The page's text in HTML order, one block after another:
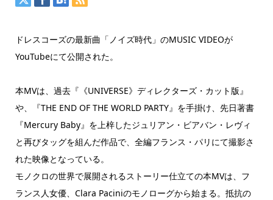
ドレスコーズの最新曲「ノイズ時代」のMUSIC VIDEOが
YouTubeにて公開された。
本MVは、過去『《UNIVERSE》ディレクターズ・カット版』
や、『THE END OF THE WORLD PARTY』を手掛け、先日著書
『Mercury Baby』を上梓したジュリアン・ビアバン・レヴィ
と再びタッグを組んだ作品で、全編フランス・パリにて撮影さ
れた映像となっている。
モノクロの世界で展開されるストーリー仕立ての本MVは、フ
ランス人女優、Clara Paciniのモノローグから始まる。抵抗の